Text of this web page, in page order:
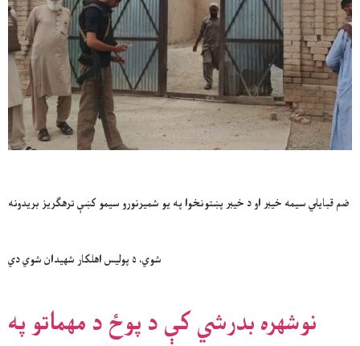
ضم قبایلي سیمه خیبر او د خیبر پښتونخوا په یو شمیرنورو سیمو کښې ترهګریز بریدونه
شوي، ۵ پولیس اهلکار شهیدان شوي دي
نوشهره بدرشي کې د پوځ د مهماتو په